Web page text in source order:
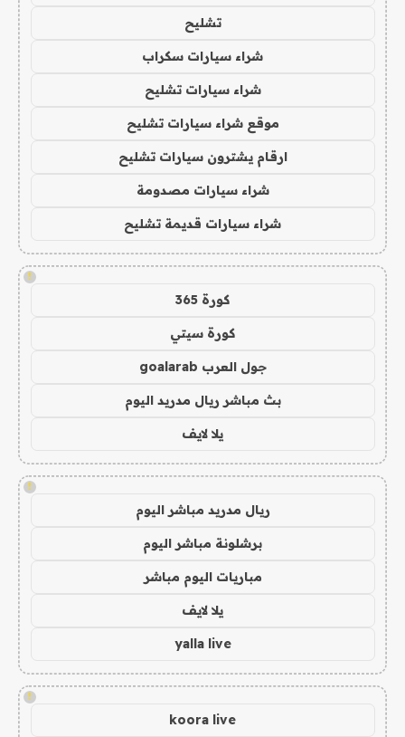
تشليح
شراء سيارات سكراب
شراء سيارات تشليح
موقع شراء سيارات تشليح
ارقام يشترون سيارات تشليح
شراء سيارات مصدومة
شراء سيارات قديمة تشليح
!
كورة 365
كورة سيتي
جول العرب goalarab
بث مباشر ريال مدريد اليوم
يلا لايف
!
ريال مدريد مباشر اليوم
برشلونة مباشر اليوم
مباريات اليوم مباشر
يلا لايف
yalla live
!
koora live